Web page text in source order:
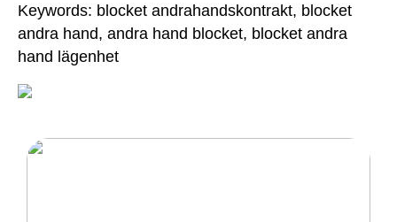
Keywords: blocket andrahandskontrakt, blocket
andra hand, andra hand blocket, blocket andra
hand lägenhet